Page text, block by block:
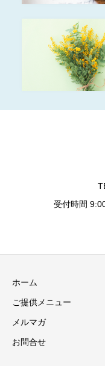
受付時間
ホーム
ご提供メニュー
メルマガ
お問合せ